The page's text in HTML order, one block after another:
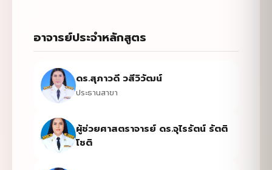
อาจารย์ประจำหลักสูตร
ดร.สุภาวดี วสีวิวัฒน์
ประธานสาขา
ผู้ช่วยศาสตราจารย์ ดร.จุไรรัตน์ รัตติ
โชติ